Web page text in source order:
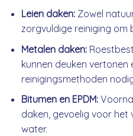
Leien daken:Zowel
zorgvuldige reiniging om
Metalen daken:
kunnen deuken vertonen
reinigingsmethoden
Bitumen en EPDM:
daken, gevoelig voor het
water.